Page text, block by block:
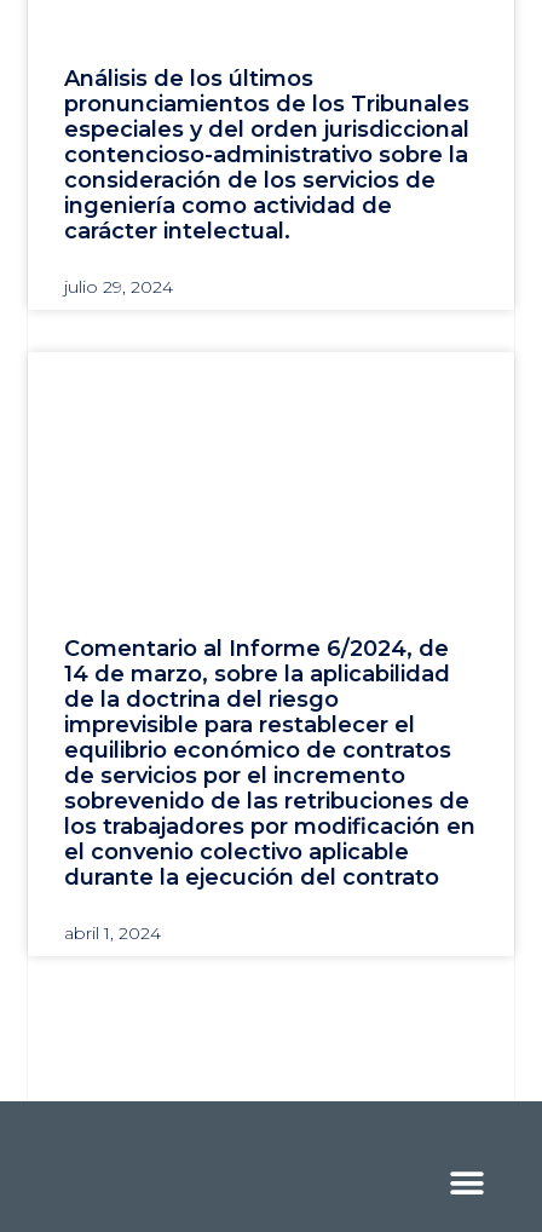
Análisis de los últimos
pronunciamientos de los Tribunales
especiales y del orden jurisdiccional
contencioso-administrativo sobre la
consideración de los servicios de
ingeniería como actividad de
carácter intelectual.
julio 29, 2024
Comentario al Informe 6/2024, de
14 de marzo, sobre la aplicabilidad
de la doctrina del riesgo
imprevisible para restablecer el
equilibrio económico de contratos
de servicios por el incremento
sobrevenido de las retribuciones de
los trabajadores por modificación en
el convenio colectivo aplicable
durante la ejecución del contrato
abril 1, 2024